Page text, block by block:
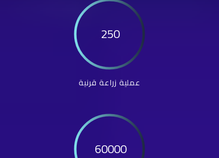
250
عملية زراعة قرنية
60000